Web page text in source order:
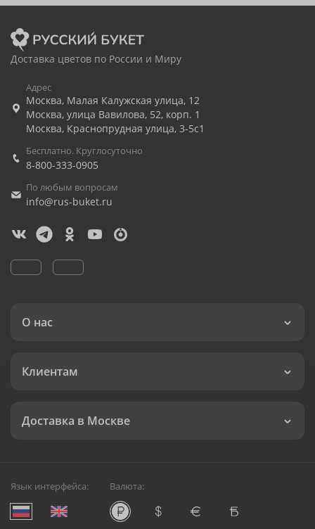
Доставка цветов по России и Миру
Адрес
Москва, Малая Калужская улица, 12
Москва, улица Вавилова, 52, корп. 1
Москва, Краснопрудная улица, 3-5с1
Бесплатно. Круглосуточно
8-800-333-0905
По любым вопросам
info@rus-buket.ru
О нас
Клиентам
Доставка в Москве
Язык интерфейса: Валюта: